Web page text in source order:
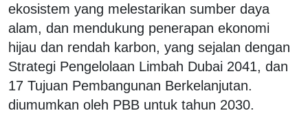
ekosistem yang melestarikan sumber daya
alam, dan mendukung penerapan ekonomi
hijau dan rendah karbon, yang sejalan dengan
Strategi Pengelolaan Limbah Dubai 2041, dan
17 Tujuan Pembangunan Berkelanjutan.
diumumkan oleh PBB untuk tahun 2030.